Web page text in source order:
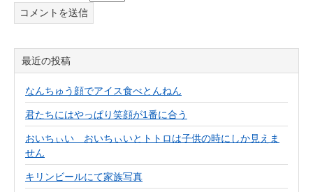
最近の投稿
なんちゅう顔でアイス食べとんねん
君たちにはやっぱり笑顔が1番に合う
おいちぃい おいちぃいとトトロは子供の時にしか見えま
せん
キリンビールにて家族写真